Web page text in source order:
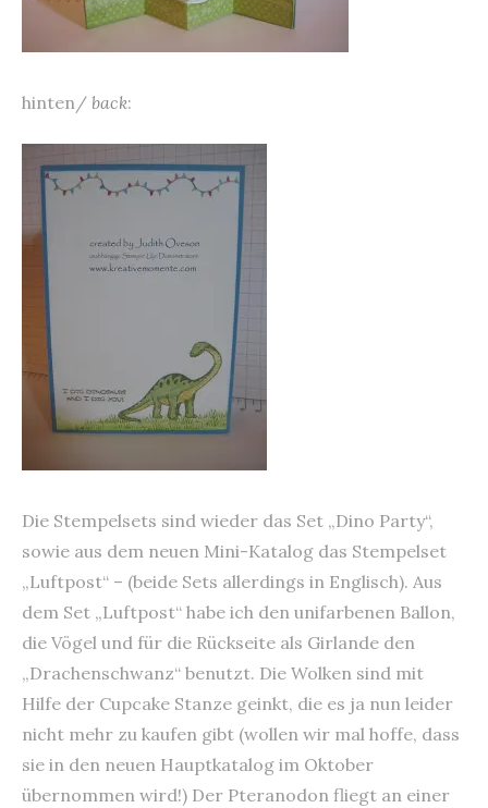
hinten/ back:
Die Stempelsets sind wieder das Set „Dino Party“,
sowie aus dem neuen Mini-Katalog das Stempelset
„Luftpost“ – (beide Sets allerdings in Englisch). Aus
dem Set „Luftpost“ habe ich den unifarbenen Ballon,
die Vögel und für die Rückseite als Girlande den
„Drachenschwanz“ benutzt. Die Wolken sind mit
Hilfe der Cupcake Stanze geinkt, die es ja nun leider
nicht mehr zu kaufen gibt (wollen wir mal hoffe, dass
sie in den neuen Hauptkatalog im Oktober
übernommen wird!) Der Pteranodon fliegt an einer